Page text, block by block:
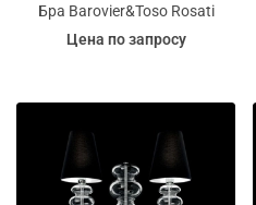
Бра Barovier&Toso Rosati
Цена по запросу